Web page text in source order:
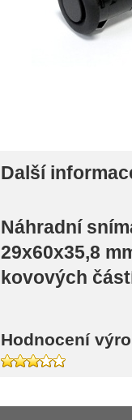
Další
Náhradní
29x60x35,8
kovových
Hodnocení